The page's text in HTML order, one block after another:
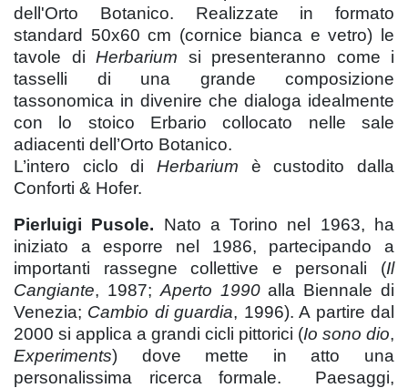
dell'Orto Botanico. Realizzate in formato
standard 50x60 cm (cornice bianca e vetro) le
tavole di Herbarium si presenteranno come i
tasselli di una grande composizione
tassonomica in divenire che dialoga idealmente
con lo stoico Erbario collocato nelle sale
adiacenti dell’Orto Botanico.
L’intero ciclo di Herbarium è
custodito dalla
Conforti & Hofer.
Pierluigi Pusole. Nato a Torino nel 1963, ha
iniziato a esporre nel 1986, partecipando a
importanti rassegne collettive e personali (Il
Cangiante, 1987; Aperto 1990alla Biennale di
Venezia; Cambio di guardia, 1996). A partire dal
2000 si applica a grandi cicli pittorici (Io sono dio,
Experiments) dove mette in atto una
personalissima ricerca formale. Paesaggi,